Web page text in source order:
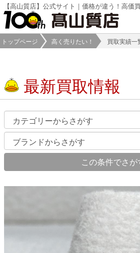
【高山質店】公式サイト｜価格が違う！高価
トップページ 高く売りたい！ 買取実績一
最新買取情報
この条件でさが